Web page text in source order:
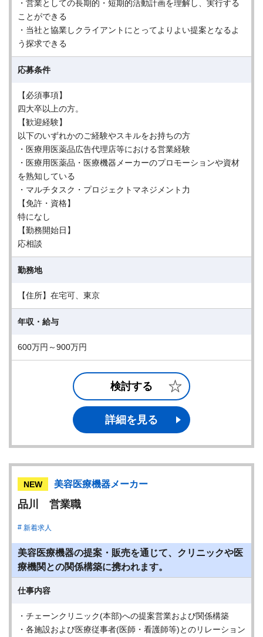
・営業としての長期的・短期的活動計画を理解し、実行する
ことができる
・当社と協業しクライアントにとってよりよい提案となるよ
う探求できる
応募条件
【必須事項】
四大卒以上の方。
【歓迎経験】
以下のいずれかのご経験やスキルをお持ちの方
・医療用医薬品広告代理店等における営業経験
・医療用医薬品・医療機器メーカーのプロモーションや資材
を熟知している
・マルチタスク・プロジェクトマネジメント力
【免許・資格】
特になし
【勤務開始日】
応相談
勤務地
【住所】在宅可、東京
年収・給与
600万円～900万円
検討する
詳細を見る
NEW 美容医療機器メーカー
品川 営業職
新着求人
美容医療機器の提案・販売を通じて、クリニックや医
療機関との関係構築に携われます。
仕事内容
・チェーンクリニック(本部)への提案営業および関係構築
・各施設および医療従事者(医師・看護師等)とのリレーション